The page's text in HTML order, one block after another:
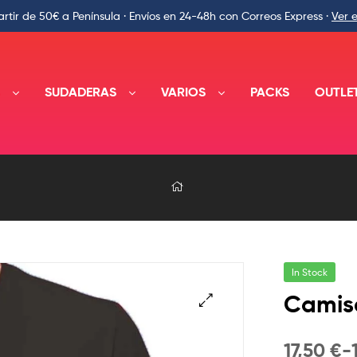
de 50€ a Península · Envíos en 24-48h con Correos Express · Ver
SUDADERAS VARIOS PACKS
In Stock
17,50€-